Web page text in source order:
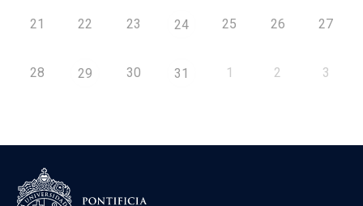
21 22 23 24 25 26 27
28 29 30 31 1 2 3